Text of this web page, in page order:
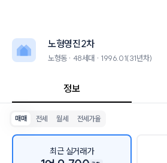
노형동 노형영진2차 아파트
노형영진2차는 노형동에 위치한 48세대 아
인근 학군으로는 노형초등학교, 노형중학교,
최고 7층, 용적률 276%, 건폐율 4%의 단지
생활편의 시설로는 코히동시오리 (67m),
노형영진2차
노형동 · 48세대 · 1996.01(31년차)
정보
매매 전세 월세 전세가율
최근 실거래가